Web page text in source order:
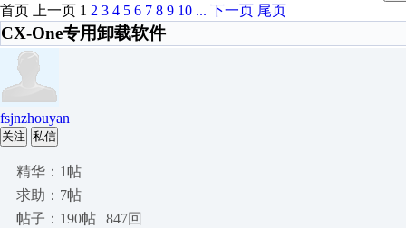
首页 上一页 1 2 3 4 5 6 7 8 9 10 ... 下一页 尾页
CX-One专用卸载软件
fsjnzhouyan
关注 私信
精华：1帖
求助：7帖
帖子：190帖 | 847回